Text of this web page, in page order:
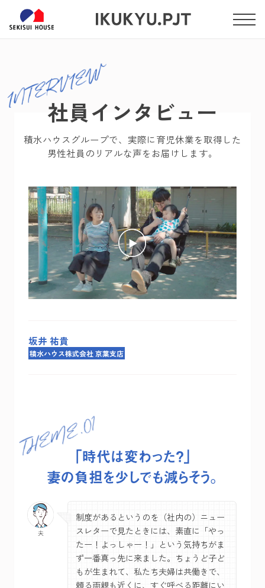
社員インタビュー
積水ハウスグループで、実際に育児休業を取得した
男性社員のリアルな声をお届けします。
坂井 祐貴
積水ハウス株式会社 京葉支店
「時代は変わった？」
妻の負担を少しでも減らそう。
制度があるというのを（社内の）ニュー
スレターで見たときには、素直に「やっ
たー！よっしゃー！」という気持ちがま
ず一番真っ先に来ました。ちょうど子ど
もが生まれて、私たち夫婦は共働きで、
頼る両親も近くに、すぐ呼べる距離にい